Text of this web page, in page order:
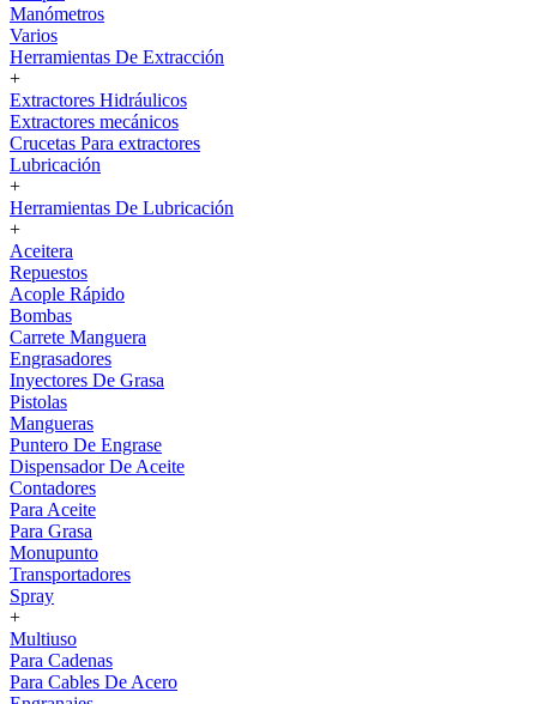
Manómetros
Varios
Herramientas De Extracción
+
Extractores Hidráulicos
Extractores mecánicos
Crucetas Para extractores
Lubricación
+
Herramientas De Lubricación
+
Aceitera
Repuestos
Acople Rápido
Bombas
Carrete Manguera
Engrasadores
Inyectores De Grasa
Pistolas
Mangueras
Puntero De Engrase
Dispensador De Aceite
Contadores
Para Aceite
Para Grasa
Monupunto
Transportadores
Spray
+
Multiuso
Para Cadenas
Para Cables De Acero